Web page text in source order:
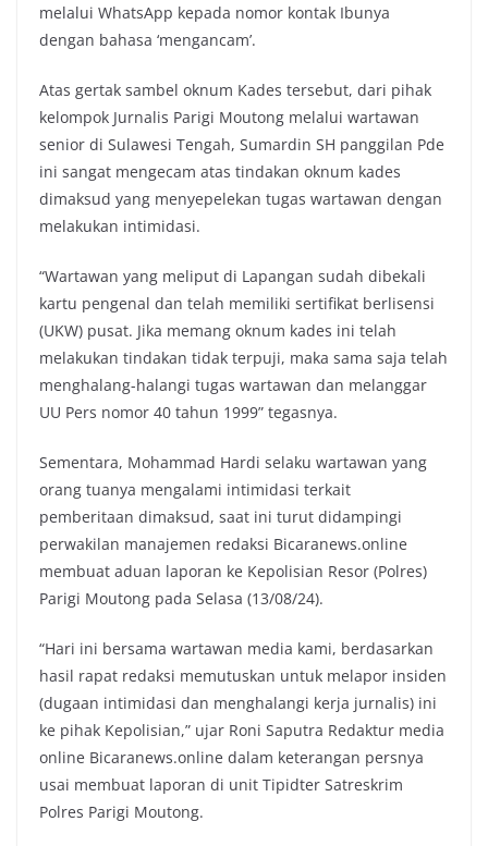
melalui WhatsApp kepada nomor kontak Ibunya
dengan bahasa ‘mengancam’.
Atas gertak sambel oknum Kades tersebut, dari pihak
kelompok Jurnalis Parigi Moutong melalui wartawan
senior di Sulawesi Tengah, Sumardin SH panggilan Pde
ini sangat mengecam atas tindakan oknum kades
dimaksud yang menyepelekan tugas wartawan dengan
melakukan intimidasi.
“Wartawan yang meliput di Lapangan sudah dibekali
kartu pengenal dan telah memiliki sertifikat berlisensi
(UKW) pusat. Jika memang oknum kades ini telah
melakukan tindakan tidak terpuji, maka sama saja telah
menghalang-halangi tugas wartawan dan melanggar
UU Pers nomor 40 tahun 1999” tegasnya.
Sementara, Mohammad Hardi selaku wartawan yang
orang tuanya mengalami intimidasi terkait
pemberitaan dimaksud, saat ini turut didampingi
perwakilan manajemen redaksi Bicaranews.online
membuat aduan laporan ke Kepolisian Resor (Polres)
Parigi Moutong pada Selasa (13/08/24).
“Hari ini bersama wartawan media kami, berdasarkan
hasil rapat redaksi memutuskan untuk melapor insiden
(dugaan intimidasi dan menghalangi kerja jurnalis) ini
ke pihak Kepolisian,” ujar Roni Saputra Redaktur media
online Bicaranews.online dalam keterangan persnya
usai membuat laporan di unit Tipidter Satreskrim
Polres Parigi Moutong.